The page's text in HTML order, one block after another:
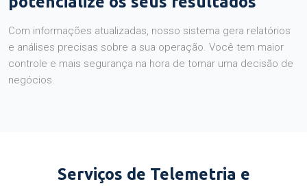
Com informações atualizadas, nosso sistema gera relatórios
e análises precisas sobre a sua operação. Você tem maior
controle e mais segurança na hora de tomar uma decisão de
negócios.
Serviços de Telemetria e